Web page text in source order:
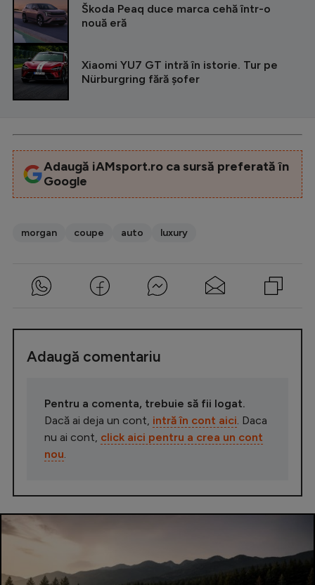
Škoda Peaq duce marca cehă într-o
nouă eră
Xiaomi YU7 GT intră în istorie. Tur pe
Nürburgring fără șofer
Adaugă iAMsport.ro ca sursă preferată în
Google
morgan coupe auto luxury
Adaugă comentariu
Pentru a comenta, trebuie să fii logat.
Dacă ai deja un cont, intră în cont aici. Daca
nu ai cont, click aici pentru a crea un cont
nou.